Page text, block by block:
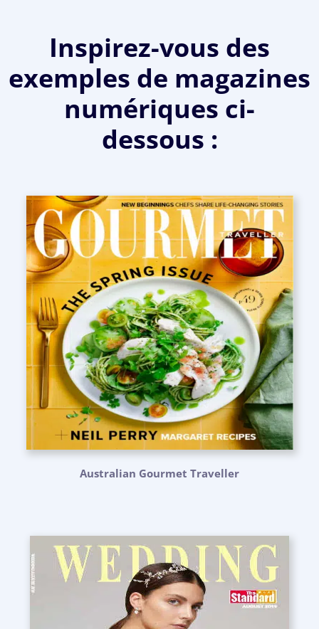
Inspirez-vous des
exemples de magazines
numériques ci-
dessous :
Australian Gourmet Traveller